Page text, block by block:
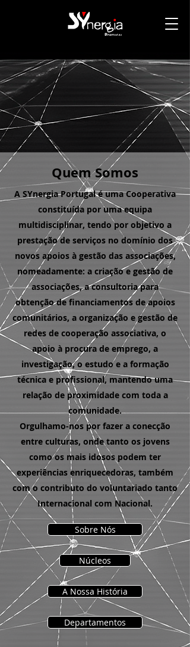
Quem Somos
A SYnergia Portugal é uma Cooperativa
constituída por uma equipa
multidisciplinar, tendo por objetivo a
prestação de serviços no domínio dos
novos apoios à gestão das associações,
nomeadamente: a criação e gestão de
associações, a consultoria para
obtenção de financiamentos de apoios
comunitários, a organização e gestão de
redes de cooperação associativa, o
apoio à procura de emprego, a
investigação, o estudo e a formação
técnica e profissional, mantendo uma
relação de proximidade com toda a
comunidade.
Orgulhamo-nos por fazer a conecção
entre culturas, onde tanto os jovens
como os mais idosos podem ter
experiências enriquecedoras, também
com o contributo do voluntariado tanto
Internacional com Nacional.
Sobre Nós
Núcleos
A Nossa História
Departamentos